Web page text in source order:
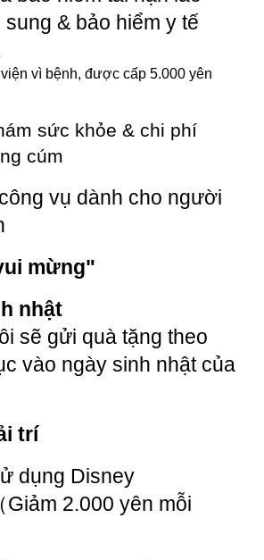
sung & bảo hiểm y tế
vì bệnh, được cấp 5.000 yên
sức khỏe & chi phí
cúm
vụ dành cho người
mừng"
nhật
sẽ gửi quà tặng theo
vào ngày sinh nhật của
trí
dụng Disney
Giảm 2.000 yên mỗi